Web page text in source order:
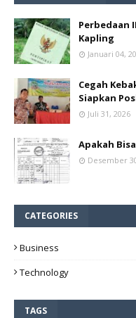
Perbedaan
Kapling
Januari 04,
Cegah
Siapkan
Juli 31, 2026
Apakah
Desember
CATEGORIES
Business
Technology
TAGS